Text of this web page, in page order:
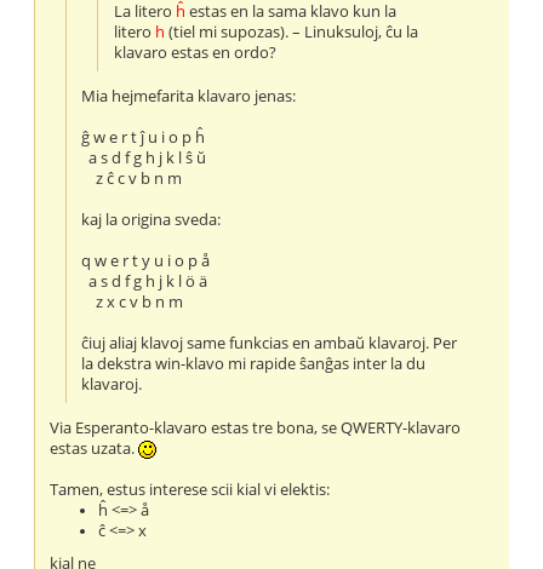
La litero ĥ estas en la sama klavo kun la
litero h (tiel mi supozas). – Linuksuloj, ĉu la
klavaro estas en ordo?
Mia hejmefarita klavaro jenas:
ĝ w e r t ĵ u i o p ĥ
a s d f g h j k l ŝ ŭ
z ĉ c v b n m
kaj la origina sveda:
q w e r t y u i o p å
a s d f g h j k l ö ä
z x c v b n m
ĉiuj aliaj klavoj same funkcias en ambaŭ klavaroj. Per
la dekstra win-klavo mi rapide ŝanĝas inter la du
klavaroj.
Via Esperanto-klavaro estas tre bona, se QWERTY-klavaro
estas uzata.
Tamen, estus interese scii kial vi elektis:
ĥ <=> å
ĉ <=> x
kial ne